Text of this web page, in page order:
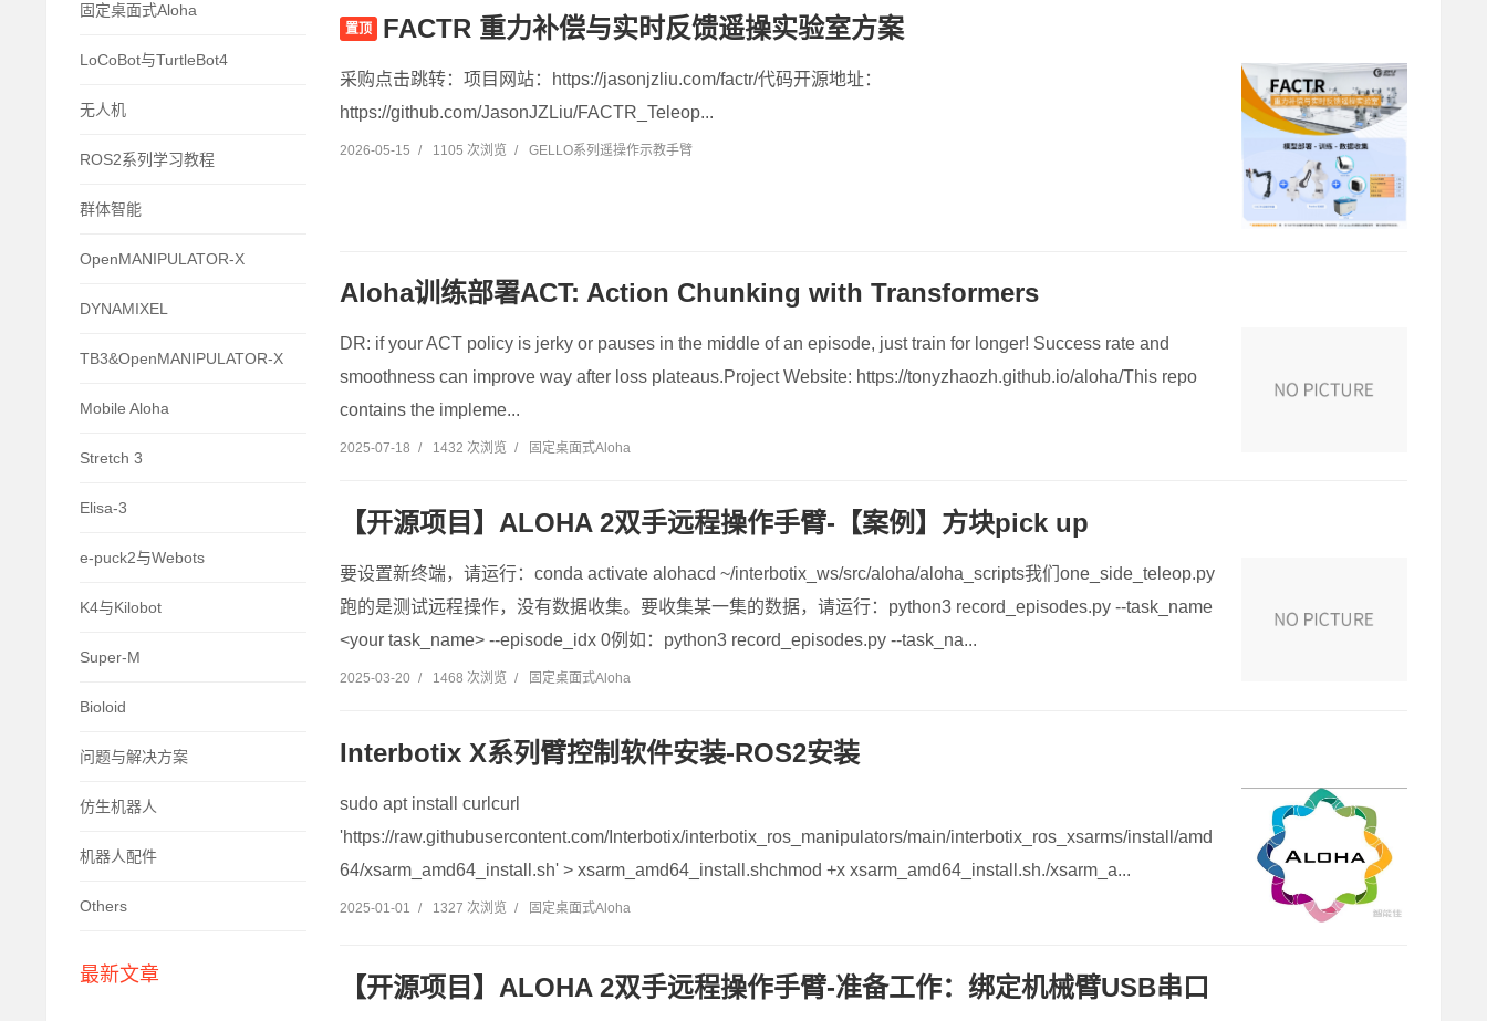
固定桌面式Aloha
LoCoBot与TurtleBot4
无人机
ROS2系列学习教程
群体智能
OpenMANIPULATOR-X
DYNAMIXEL
TB3&OpenMANIPULATOR-X
Mobile Aloha
Stretch 3
Elisa-3
e-puck2与Webots
K4与Kilobot
Super-M
Bioloid
问题与解决方案
仿生机器人
机器人配件
Others
最新文章
置顶 FACTR 重力补偿与实时反馈遥操实验室方案
采购点击跳转：项目网站：https://jasonjzliu.com/factr/代码开源地址：
https://github.com/JasonJZLiu/FACTR_Teleop...
2026-05-15 / 1105 次浏览 / GELLO系列遥操作示教手臂
Aloha训练部署ACT: Action Chunking with Transformers
DR: if your ACT policy is jerky or pauses in the middle of an episode, just train for longer! Success rate and
smoothness can improve way after loss plateaus.Project Website: https://tonyzhaozh.github.io/aloha/This repo
contains the impleme...
2025-07-18 / 1432 次浏览 / 固定桌面式Aloha
【开源项目】ALOHA 2双手远程操作手臂-【案例】方块pick up
要设置新终端，请运行：conda activate alohacd ~/interbotix_ws/src/aloha/aloha_scripts我们one_side_teleop.py
跑的是测试远程操作，没有数据收集。要收集某一集的数据，请运行：python3 record_episodes.py --task_name
<your task_name> --episode_idx 0例如：python3 record_episodes.py --task_na...
2025-03-20 / 1468 次浏览 / 固定桌面式Aloha
Interbotix X系列臂控制软件安装-ROS2安装
sudo apt install curlcurl
'https://raw.githubusercontent.com/Interbotix/interbotix_ros_manipulators/main/interbotix_ros_xsarms/install/amd
64/xsarm_amd64_install.sh' > xsarm_amd64_install.shchmod +x xsarm_amd64_install.sh./xsarm_a...
2025-01-01 / 1327 次浏览 / 固定桌面式Aloha
【开源项目】ALOHA 2双手远程操作手臂-准备工作：绑定机械臂USB串口